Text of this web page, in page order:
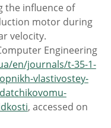
the influence of
motor during
velocity.
Engineering
en/journals/t-35-1-
vlastivostey-
, accessed on